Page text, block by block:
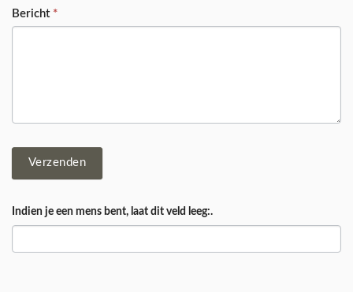
Bericht *
Verzenden
Indien je een mens bent, laat dit veld leeg:.